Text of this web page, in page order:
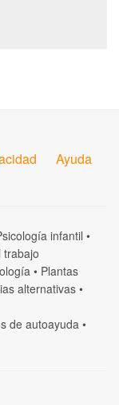
Ayuda
infantil •
trabajo
• Plantas
alternativas •
de autoayuda •